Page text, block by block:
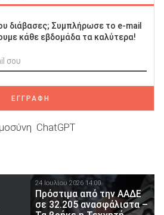
διάβασες; Συμπλήρωσε το e-mail
κάθε εβδομάδα τα καλύτερα!
ΕΓΓΡΑΦΗ
ChatGPT
24 Ιουλίου 2026 14:00
Πρόστιμα από την ΑΑΔΕ
σε 32.205 ανασφάλιστα –